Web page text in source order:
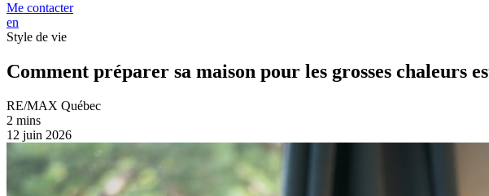
Me contacter
en
Style de vie
Comment préparer sa maison pour les grosses chaleurs
RE/MAX Québec
2 mins
12 juin 2026